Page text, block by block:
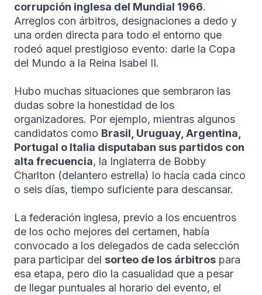
corrupción inglesa del Mundial 1966.
Arreglos con árbitros, designaciones a dedo y
una orden directa para todo el entorno que
rodeó aquel prestigioso evento: darle la Copa
del Mundo a la Reina Isabel II.
Hubo muchas situaciones que sembraron las
dudas sobre la honestidad de los
organizadores. Por ejemplo, mientras algunos
candidatos como Brasil, Uruguay, Argentina,
Portugal o Italia disputaban sus partidos con
alta frecuencia, la Inglaterra de Bobby
Charlton (delantero estrella) lo hacía cada cinco
o seis días, tiempo suficiente para descansar.
La federación inglesa, previo a los encuentros
de los ocho mejores del certamen, había
convocado a los delegados de cada selección
para participar del sorteo de los árbitros para
esa etapa, pero dio la casualidad que a pesar
de llegar puntuales al horario del evento, el